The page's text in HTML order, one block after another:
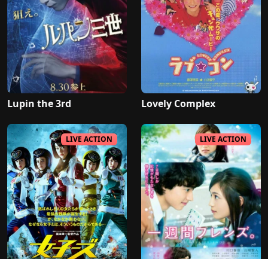
Lupin the 3rd Lovely Complex
LIVE ACTION LIVE ACTION